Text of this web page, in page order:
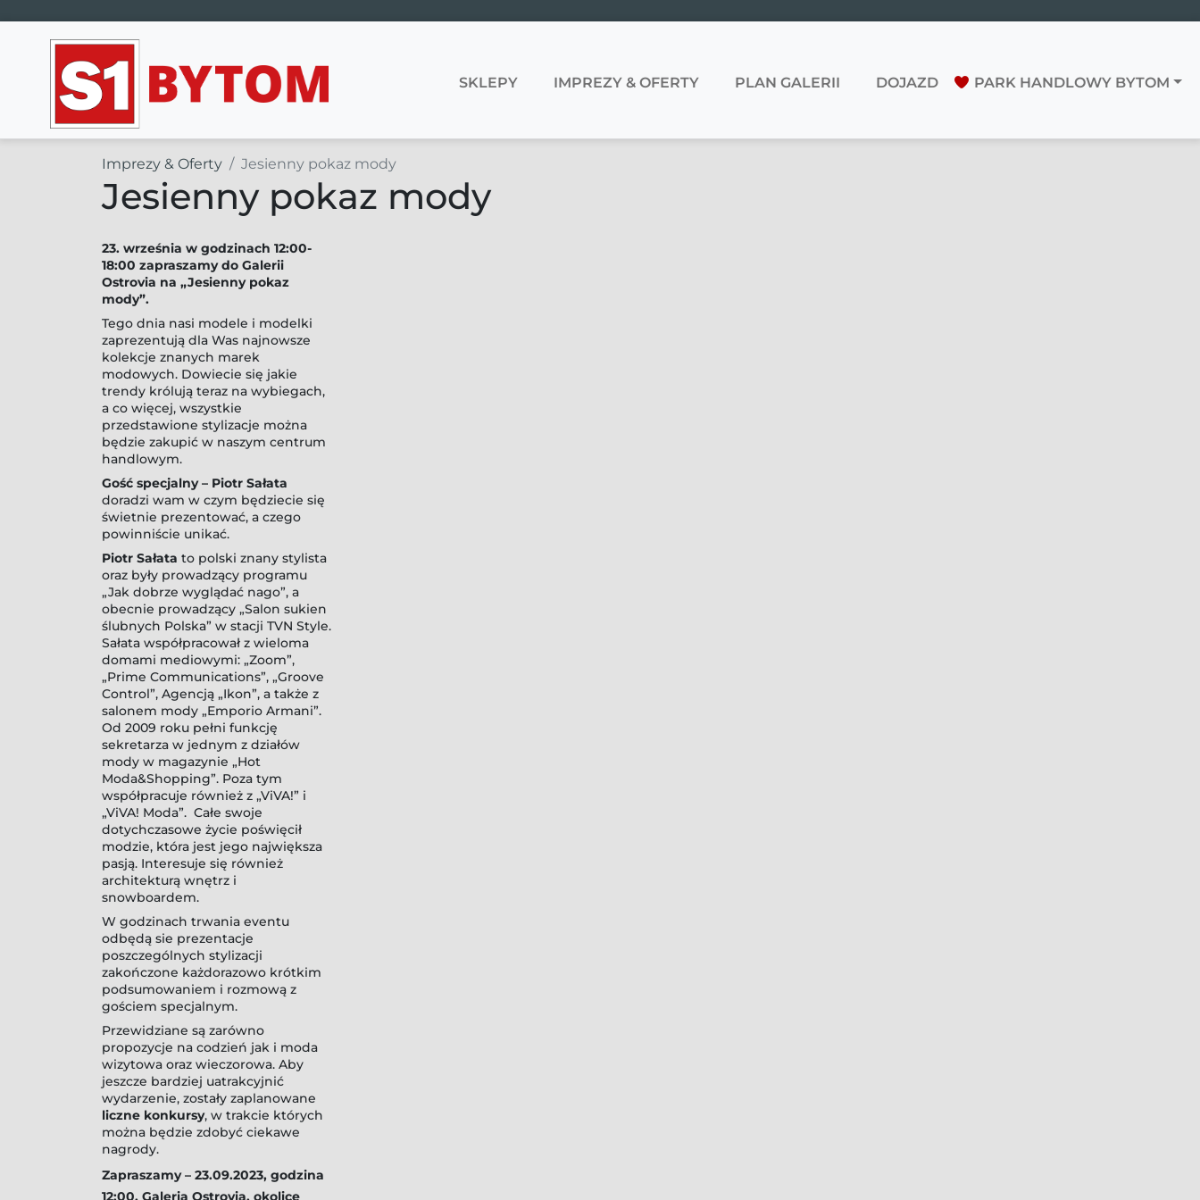
Main Navigation SKLEPY IMPREZY & OFERTY PLAN GALERII DOJAZD PARK HANDLOWY BYTOM
Imprezy & Oferty Jesienny pokaz mody
Jesienny pokaz mody
23. września w godzinach 12:00-
18:00 zapraszamy do Galerii
Ostrovia na „Jesienny pokaz
mody”.
Tego dnia nasi modele i modelki
zaprezentują dla Was najnowsze
kolekcje znanych marek
modowych. Dowiecie się jakie
trendy królują teraz na wybiegach,
a co więcej, wszystkie
przedstawione stylizacje można
będzie zakupić w naszym centrum
handlowym.
Gość specjalny – Piotr Sałata
doradzi wam w czym będziecie się
świetnie prezentować, a czego
powinniście unikać.
Piotr Sałata to polski znany stylista
oraz były prowadzący programu
„Jak dobrze wyglądać nago”, a
obecnie prowadzący „Salon sukien
ślubnych Polska” w stacji TVN Style.
Sałata współpracował z wieloma
domami mediowymi: „Zoom”,
„Prime Communications”, „Groove
Control”, Agencją „Ikon”, a także z
salonem mody „Emporio Armani”.
Od 2009 roku pełni funkcję
sekretarza w jednym z działów
mody w magazynie „Hot
Moda&Shopping”. Poza tym
współpracuje również z „ViVA!” i
„ViVA! Moda”. Całe swoje
dotychczasowe życie poświęcił
modzie, która jest jego największa
pasją. Interesuje się również
architekturą wnętrz i
snowboardem.
W godzinach trwania eventu
odbędą sie prezentacje
poszczególnych stylizacji
zakończone każdorazowo krótkim
podsumowaniem i rozmową z
gościem specjalnym.
Przewidziane są zarówno
propozycje na codzień jak i moda
wizytowa oraz wieczorowa. Aby
jeszcze bardziej uatrakcyjnić
wydarzenie, zostały zaplanowane
liczne konkursy, w trakcie których
można będzie zdobyć ciekawe
nagrody.
Zapraszamy – 23.09.2023, godzina
12:00, Galeria Ostrovia, okolice